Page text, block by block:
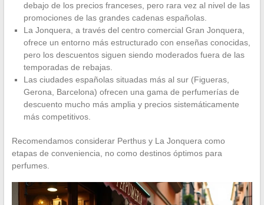
debajo de los precios franceses, pero rara vez al nivel de las
promociones de las grandes cadenas españolas.
La Jonquera, a través del centro comercial Gran Jonquera,
ofrece un entorno más estructurado con enseñas conocidas,
pero los descuentos siguen siendo moderados fuera de las
temporadas de rebajas.
Las ciudades españolas situadas más al sur (Figueras,
Gerona, Barcelona) ofrecen una gama de perfumerías de
descuento mucho más amplia y precios sistemáticamente
más competitivos.
Recomendamos considerar Perthus y La Jonquera como
etapas de conveniencia, no como destinos óptimos para
perfumes.